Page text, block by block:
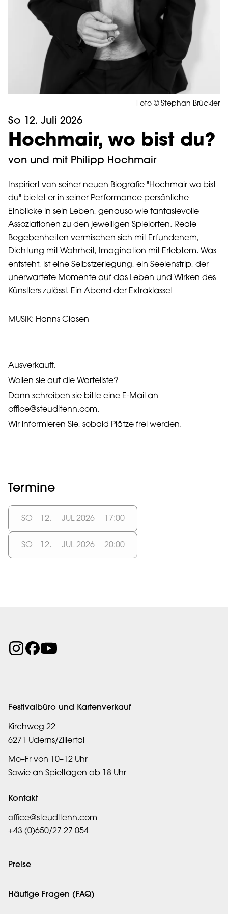
Foto © Stephan Brückler
So 12. Juli 2026
Hochmair, wo bist du?
von und mit Philipp Hochmair
Inspiriert von seiner neuen Biografie "Hochmair wo bist
du" bietet er in seiner Performance persönliche
Einblicke in sein Leben, genauso wie fantasievolle
Assoziationen zu den jeweiligen Spielorten. Reale
Begebenheiten vermischen sich mit Erfundenem,
Dichtung mit Wahrheit, Imagination mit Erlebtem. Was
entsteht, ist eine Selbstzerlegung, ein Seelenstrip, der
unerwartete Momente auf das Leben und Wirken des
Künstlers zulässt. Ein Abend der Extraklasse!
MUSIK: Hanns Clasen
Ausverkauft.
Wollen sie auf die Warteliste?
Dann schreiben sie bitte eine E-Mail an
office@steudltenn.com.
Wir informieren Sie, sobald Plätze frei werden.
Termine
SO 12. JUL 2026 17:00
SO 12. JUL 2026 20:00
Festivalbüro und Kartenverkauf
Kirchweg 22
6271 Uderns/Zillertal
Mo–Fr von 10–12 Uhr
Sowie an Spieltagen ab 18 Uhr
Kontakt
office@steudltenn.com
+43 (0)650/27 27 054
Preise
Häufige Fragen (FAQ)